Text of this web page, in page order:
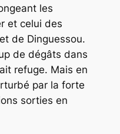
les
et celui des
de Dinguessou.
de dégâts dans
refuge. Mais en
par la forte
sorties en